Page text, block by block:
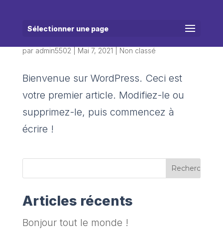
Sélectionner une page
par admin5502 Mai 7, 2021 Non classé
Bienvenue sur WordPress. Ceci est
votre premier article. Modifiez-le ou
supprimez-le, puis commencez à
écrire !
Articles récents
Bonjour tout le monde !